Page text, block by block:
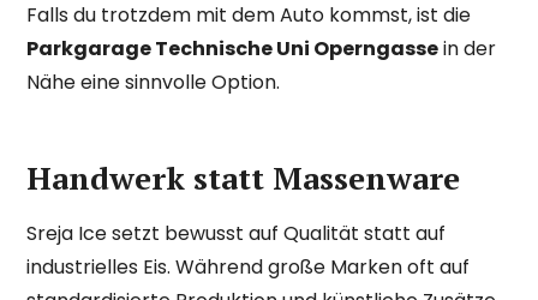
Falls du trotzdem mit dem Auto kommst, ist die
Parkgarage Technische Uni Operngassein der
Nähe eine sinnvolle Option.
Handwerk statt Massenware
Sreja Ice setzt bewusst auf Qualität statt auf
industrielles Eis. Während große Marken oft auf